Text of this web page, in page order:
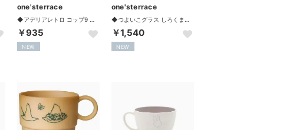
one'sterrace
￥935
NEW
one'sterrace
￥1,540
NEW